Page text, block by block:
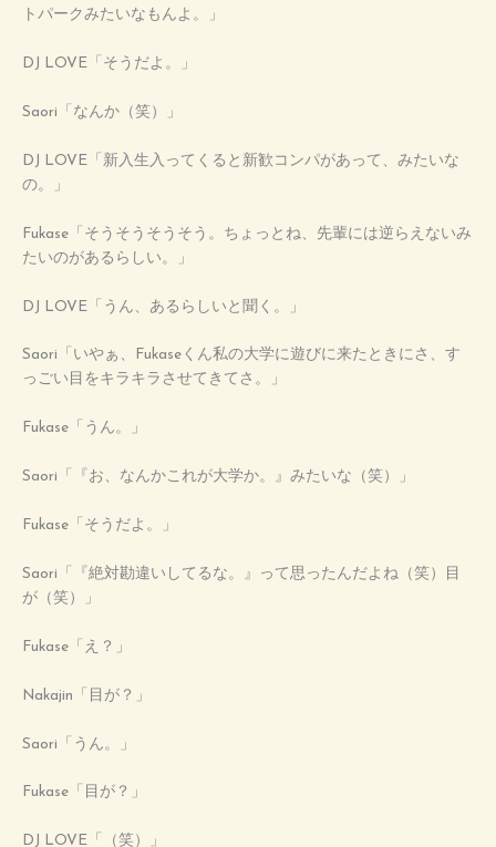
トパークみたいなもんよ。」
DJ LOVE「そうだよ。」
Saori「なんか（笑）」
DJ LOVE「新入生入ってくると新歓コンパがあって、みたいな
の。」
Fukase「そうそうそうそう。ちょっとね、先輩には逆らえないみ
たいのがあるらしい。」
DJ LOVE「うん、あるらしいと聞く。」
Saori「いやぁ、Fukaseくん私の大学に遊びに来たときにさ、す
っごい目をキラキラさせてきてさ。」
Fukase「うん。」
Saori「『お、なんかこれが大学か。』みたいな（笑）」
Fukase「そうだよ。」
Saori「『絶対勘違いしてるな。』って思ったんだよね（笑）目
が（笑）」
Fukase「え？」
Nakajin「目が？」
Saori「うん。」
Fukase「目が？」
DJ LOVE「（笑）」